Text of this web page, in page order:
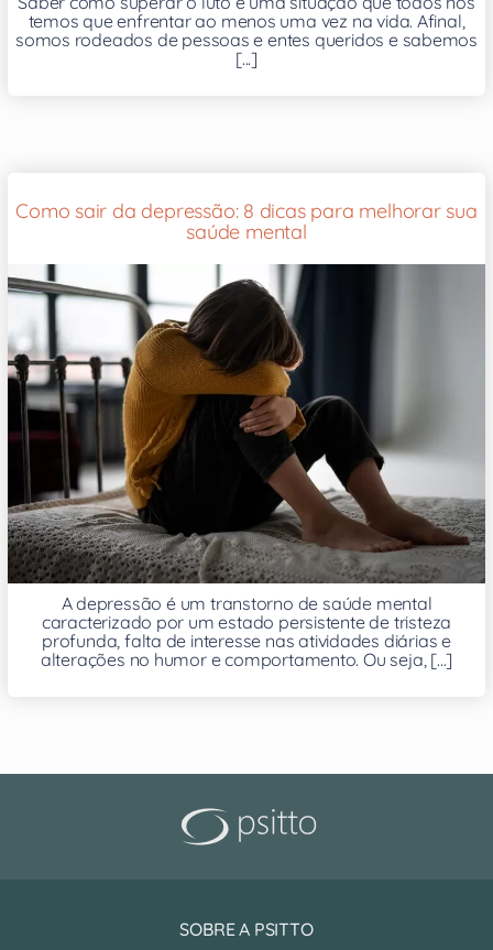
temos que enfrentar ao menos uma vez na vida. Afinal,
somos rodeados de pessoas e entes queridos e sabemos
[...]
Como sair da depressão: 8 dicas para melhorar sua
saúde mental
A depressão é um transtorno de saúde mental
caracterizado por um estado persistente de tristeza
profunda, falta de interesse nas atividades diárias e
alterações no humor e comportamento. Ou seja, [...]
SOBRE A PSITTO